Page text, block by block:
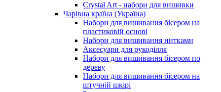
Crystal Art - набори для вишивки
Чарівна країна (Україна)
Набори для вишивання бісером на
пластиковій основі
Набори для вишивання нитками
Аксесуари для рукоділля
Набори для вишивання бісером по
дереву
Набори для вишивання бісером на
штучній шкірі